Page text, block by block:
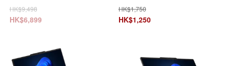
7-155H/16GB+1TB SSD)
83DA001XHH 手提電腦 筆記型
電腦
HK$9,498
HK$6,899
66E4UAC1WW
HK$1,750
HK$1,250